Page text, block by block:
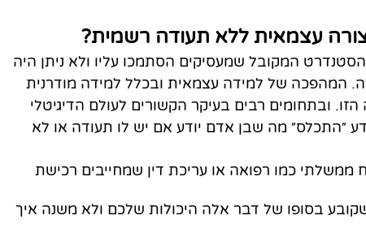
עצמאית ללא תעודה רשמית?
המקובל שמעסיקים הסתמכו עליו ולא ניתן היה
המהפכה של למידה עצמאית ובכלל למידה מודרנית
ובתחומים רבים בעיקר הקשורים לעולם הדיגיטלי
״התכלס״ מה שבן אדם יודע אם יש לו תעודה או לא
ממשלתי כמו רפואה או עריכת דין שמחייבים רכישת
בסופו של דבר אלה היכולות שלכם ולא משנה איך